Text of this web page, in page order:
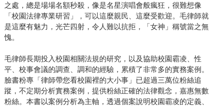
之處，總是場場名額秒殺，像是名星演唱會般瘋狂，很難想像
「校園法律專業研習」，可以這麼親民、這麼受歡迎。毛律師就
是這麼有魅力，光芒四射，令人難以抗拒，「女神」稱號當之無
愧。
毛律師長期投入校園相關法規的研究，以及協助校園霸凌、性
平、校事會議的調查、調和的經驗，累積了非常多的實務案例。
臉書粉專「律師帶您看校園裡的大小事」已超過三萬位粉絲追
蹤，不定期分析實務案例，提供粉絲正確的法律觀念，嘉惠無數
粉絲。本書以案例分析為主軸，透過個案說明校園霸凌的定義、